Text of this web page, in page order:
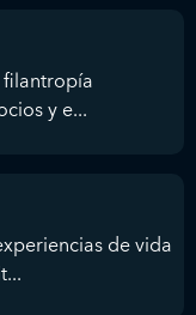
filantropía
y e...
de vida